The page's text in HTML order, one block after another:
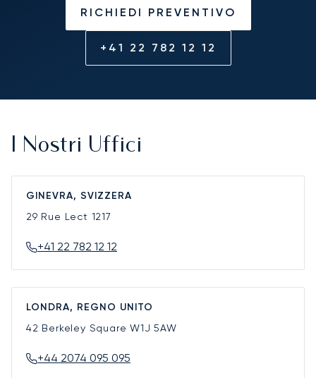
RICHIEDI PREVENTIVO
+41 22 782 12 12
I Nostri Uffici
GINEVRA, SVIZZERA
29 Rue Lect 1217
+41 22 782 12 12
LONDRA, REGNO UNITO
42 Berkeley SquareW1J 5AW
+44 2074 095 095